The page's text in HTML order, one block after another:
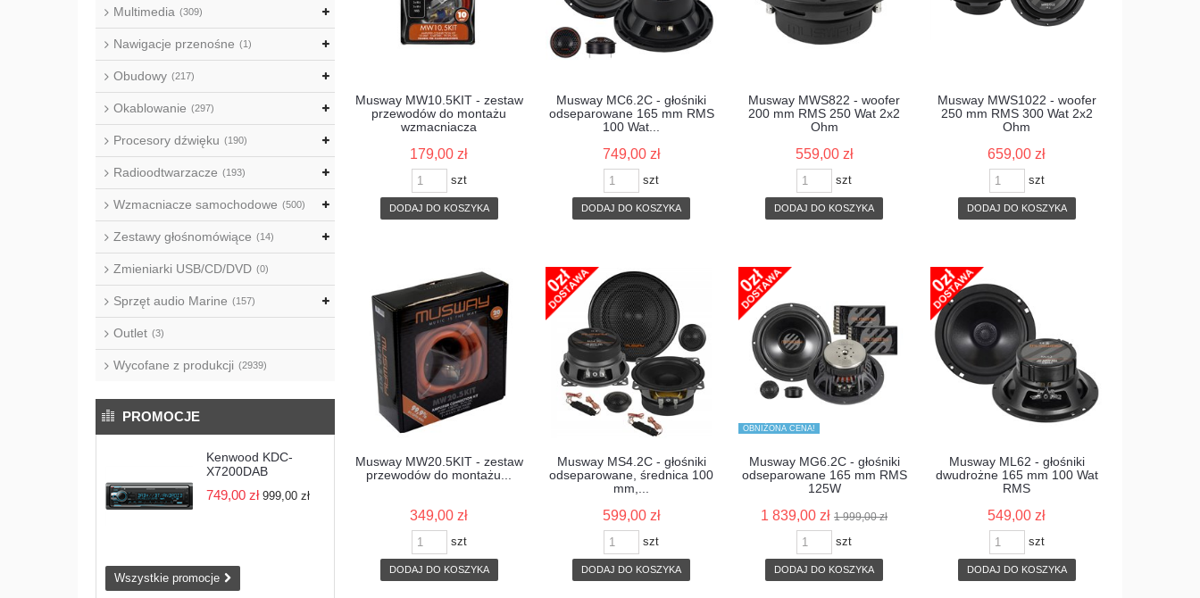
Multimedia (309)
Nawigacje przenośne (1)
Obudowy (217)
Okablowanie (297)
Procesory dźwięku (190)
Radioodtwarzacze (193)
Wzmacniacze samochodowe (500)
Zestawy głośnomówiące (14)
Zmieniarki USB/CD/DVD (0)
Sprzęt audio Marine (157)
Outlet (3)
Wycofane z produkcji (2939)
PROMOCJE
Kenwood KDC-
X7200DAB
749,00 zł 999,00 zł
Wszystkie promocje
Musway MW10.5KIT - zestaw
przewodów do montażu
wzmacniacza
179,00 zł
szt
DODAJ DO KOSZYKA
Musway MC6.2C - głośniki
odseparowane 165 mm RMS
100 Wat...
749,00 zł
szt
DODAJ DO KOSZYKA
Musway MWS822 - woofer
200 mm RMS 250 Wat 2x2
Ohm
559,00 zł
szt
DODAJ DO KOSZYKA
Musway MWS1022 - woofer
250 mm RMS 300 Wat 2x2
Ohm
659,00 zł
szt
DODAJ DO KOSZYKA
Musway MW20.5KIT - zestaw
przewodów do montażu...
349,00 zł
szt
DODAJ DO KOSZYKA
Musway MS4.2C - głośniki
odseparowane, średnica 100
mm,...
599,00 zł
szt
DODAJ DO KOSZYKA
Musway MG6.2C - głośniki
odseparowane 165 mm RMS
125W
1 839,00 zł 1 999,00 zł
OBNIŻONA CENA!
szt
DODAJ DO KOSZYKA
Musway ML62 - głośniki
dwudrożne 165 mm 100 Wat
RMS
549,00 zł
szt
DODAJ DO KOSZYKA